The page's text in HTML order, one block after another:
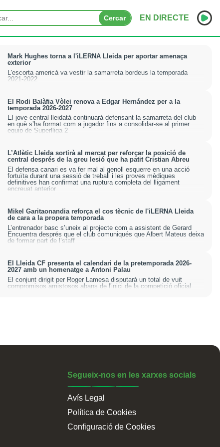
Cercar EN DIRECTE
INICI
NOTÍCIES
PROGRAMES
CONTACTE
Mark Hughes torna a l'iLERNA Lleida per aportar amenaça
exterior
L'escorta americà va vestir la samarreta bordeus la temporada
2021-2022
El Rodi Balàfia Vòlei renova a Edgar Hernández per a la
temporada 2026-2027
El jove central lleidatà continuarà defensant la samarreta del club
en què s’ha format com a jugador fins a consolidar-se al primer
equip de Superlliga 2
L’Atlètic Lleida sortirà al mercat per reforçar la posició de
central després de la greu lesió que ha patit Cristian Abreu
El defensa canari es va fer mal al genoll esquerre en una acció
fortuïta durant una sessió de treball i les proves mèdiques
definitives han confirmat una ruptura completa del lligament
encreuat anterior
Mikel Garitaonandia reforça el cos tècnic de l'iLERNA Lleida
de cara a la propera temporada
L’entrenador basc s’uneix al projecte com a assistent de Gerard
Encuentra després que el club comuniqués que Albert Mateus deixa
de formar part de l’staff
El Lleida CF presenta el calendari de la pretemporada 2026-
2027 amb un homenatge a Antoni Palau
El conjunt dirigit per Roger Lamesa disputarà un total de vuit
compromisos amistosos abans de l'inici de la competició oficial
Segueix-nos en les xarxes socials
Avís Legal
Política de Cookies
Configuració de Cookies